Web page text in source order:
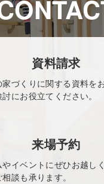
資料請求
づくりに関する資料を
にお役立てください。
来場予約
イベントにぜひお越し
談も承ります。